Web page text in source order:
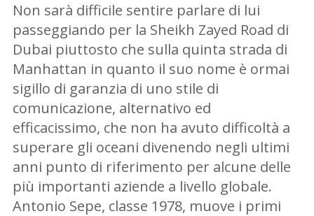
Non sarà difficile sentire parlare di lui
passeggiando per la Sheikh Zayed Road di
Dubai piuttosto che sulla quinta strada di
Manhattan in quanto il suo nome è ormai
sigillo di garanzia di uno stile di
comunicazione, alternativo ed
efficacissimo, che non ha avuto difficoltà a
superare gli oceani divenendo negli ultimi
anni punto di riferimento per alcune delle
più importanti aziende a livello globale.
Antonio Sepe, classe 1978, muove i primi